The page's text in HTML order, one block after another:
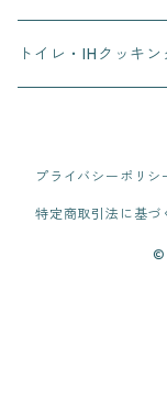
トイレ・IHクッキ
プライバシーポリシ
特定商取引法に基づ
©